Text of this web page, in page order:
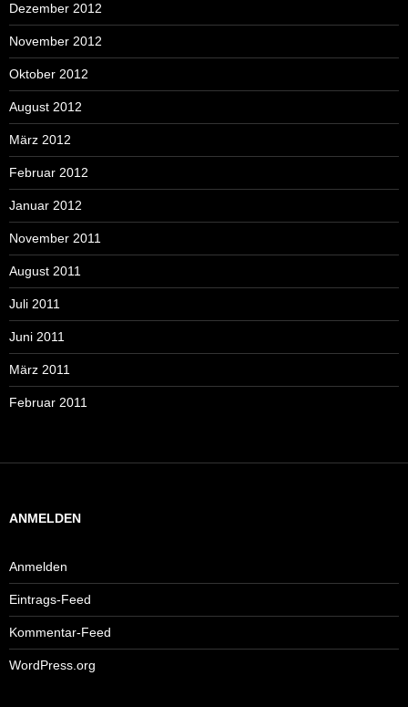
Dezember 2012
November 2012
Oktober 2012
August 2012
März 2012
Februar 2012
Januar 2012
November 2011
August 2011
Juli 2011
Juni 2011
März 2011
Februar 2011
ANMELDEN
Anmelden
Eintrags-Feed
Kommentar-Feed
WordPress.org